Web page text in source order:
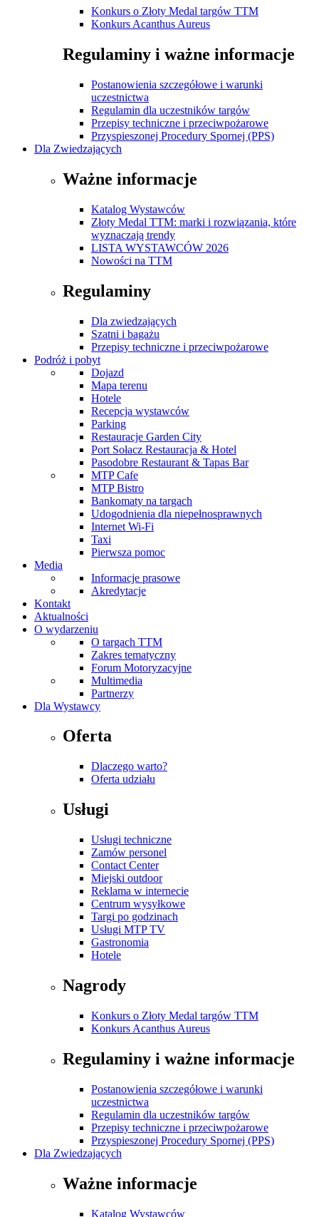
Konkurs o Złoty Medal targów TTM
Konkurs Acanthus Aureus
Regulaminy i ważne informacje
Postanowienia szczegółowe i warunki
uczestnictwa
Regulamin dla uczestników targów
Przepisy techniczne i przeciwpożarowe
Przyspieszonej Procedury Spornej (PPS)
Dla Zwiedzających
Ważne informacje
Katalog Wystawców
Złoty Medal TTM: marki i rozwiązania, które
wyznaczają trendy
LISTA WYSTAWCÓW 2026
Nowości na TTM
Regulaminy
Dla zwiedzających
Szatni i bagażu
Przepisy techniczne i przeciwpożarowe
Podróż i pobyt
Dojazd
Mapa terenu
Hotele
Recepcja wystawców
Parking
Restauracje Garden City
Port Sołacz Restauracja & Hotel
Pasodobre Restaurant & Tapas Bar
MTP Cafe
MTP Bistro
Bankomaty na targach
Udogodnienia dla niepełnosprawnych
Internet Wi-Fi
Taxi
Pierwsza pomoc
Media
Informacje prasowe
Akredytacje
Kontakt
Aktualności
O wydarzeniu
O targach TTM
Zakres tematyczny
Forum Motoryzacyjne
Multimedia
Partnerzy
Dla Wystawcy
Oferta
Dlaczego warto?
Oferta udziału
Usługi
Usługi techniczne
Zamów personel
Contact Center
Miejski outdoor
Reklama w internecie
Centrum wysyłkowe
Targi po godzinach
Usługi MTP TV
Gastronomia
Hotele
Nagrody
Konkurs o Złoty Medal targów TTM
Konkurs Acanthus Aureus
Regulaminy i ważne informacje
Postanowienia szczegółowe i warunki
uczestnictwa
Regulamin dla uczestników targów
Przepisy techniczne i przeciwpożarowe
Przyspieszonej Procedury Spornej (PPS)
Dla Zwiedzających
Ważne informacje
Katalog Wystawców